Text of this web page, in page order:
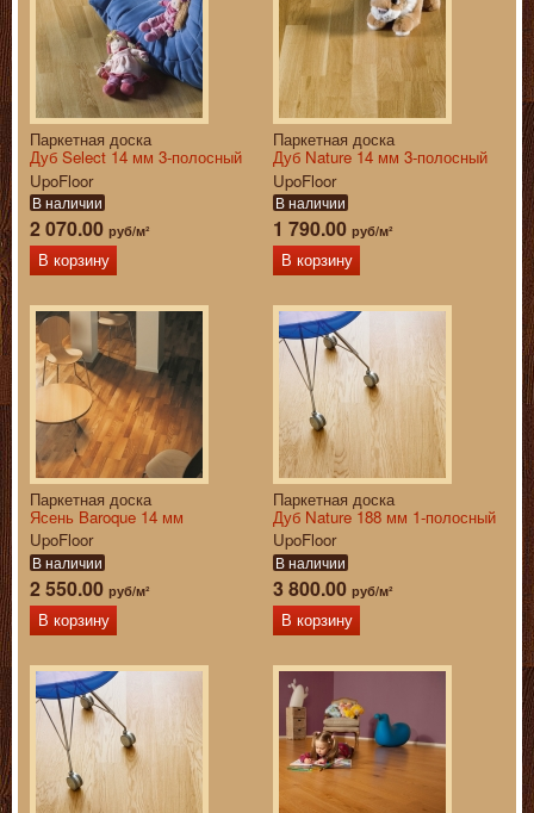
Паркетная доска
Дуб Select 14 мм 3-полосный
UpoFloor
В наличии
2 070.00 руб/м²
В корзину
Паркетная доска
Дуб Nature 14 мм 3-полосный
UpoFloor
В наличии
1 790.00 руб/м²
В корзину
Паркетная доска
Ясень Baroque 14 мм
UpoFloor
В наличии
2 550.00 руб/м²
В корзину
Паркетная доска
Дуб Nature 188 мм 1-полосный
UpoFloor
В наличии
3 800.00 руб/м²
В корзину